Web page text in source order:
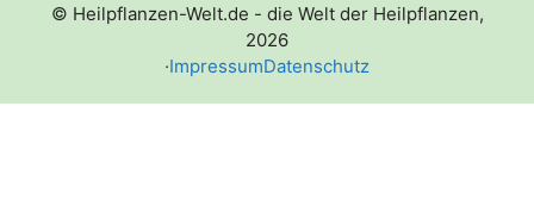
© Heilpflanzen-Welt.de - die Welt der Heilpflanzen,
2026
·ImpressumDatenschutz